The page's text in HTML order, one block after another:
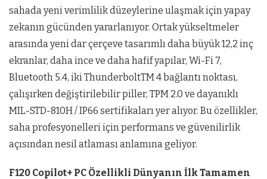
sahada yeni verimlilik düzeylerine ulaşmak için yapay
zekanın gücünden yararlanıyor. Ortak yükseltmeler
arasında yeni dar çerçeve tasarımlı daha büyük 12,2 inç
ekranlar, daha ince ve daha hafif yapılar, Wi-Fi 7,
Bluetooth 5.4, iki ThunderboltTM 4 bağlantı noktası,
çalışırken değiştirilebilir piller, TPM 2.0 ve dayanıklı
MIL-STD-810H / IP66 sertifikaları yer alıyor. Bu özellikler,
saha profesyonelleri için performans ve güvenilirlik
açısından nesil atlaması anlamına geliyor.
F120 Copilot+ PC Özellikli Dünyanın İlk Tamamen